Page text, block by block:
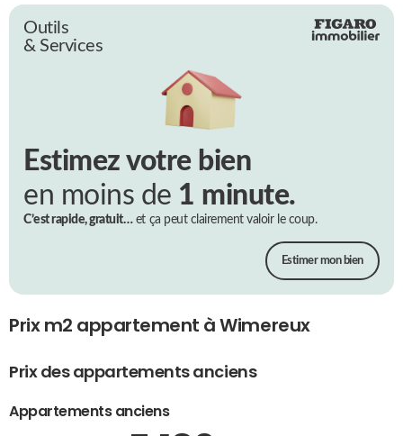
Outils
& Services
Estimez votre bien
en moins de 1 minute.
C’est rapide, gratuit…et ça peut clairement valoir le coup.
Estimer mon bien
Prix m2 appartement à Wimereux
Prix des appartements anciens
Appartements anciens